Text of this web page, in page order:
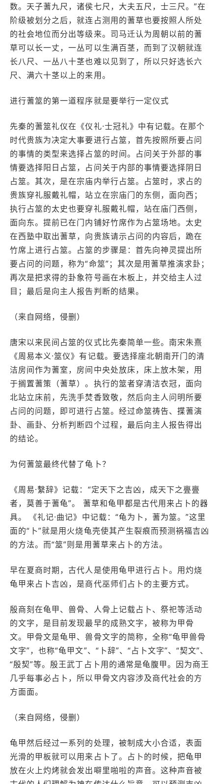
数。天子蓍九尺，诸侯七尺，大夫五尺，士三尺。”在
阶级被划分之后，就连占测用的蓍草也要按照人所处
的社会地位而分出等级来。司马迁认为周朝以前的蓍
草可以长一丈，一丛可以生满百茎，而到了汉朝就连
长八尺、一丛八十茎也难以见到了，所以只好选长六
尺、满六十茎以上的来用。
进行蓍筮的第一道程序就是要举行一定仪式
先秦的蓍筮礼仪在《仪礼·士冠礼》中有记载。在那个
时代贵族为决定大事要进行占筮，首先按照所要占问
的事情的类型来选择占筮的时间。占问关于外部的事
情要选择阳日占筮，占问关于内部的事情要选择阴日
占筮。其次，是在宗庙内举行占筮。占筮时，求占的
贵族穿礼服戴礼帽，站立在宗庙门的东侧，面向西；
执行占筮的太史也要穿礼服戴礼帽，站在庙门西侧，
面向东。提前已在门内铺好竹席作为占筮场地。太史
在西塾中取出蓍草，向贵族请示占问的内容后，跪在
竹席上进行占筮。占筮的步骤是：首先向神灵提出所
要占问的问题，称为“命筮”；其次是用蓍草推演求卦；
再次是把求得的卦象符号画在木板上，并交给主人过
目；最后是向主人报告判断的结果。
（来自网络，侵删）
唐宋以来民间占筮的仪式比先秦简单一些。南宋朱熹
《周易本义·筮仪》有记载。要选择座北朝南开门的清
洁房间作为蓍室，房间中央处放床，床上放木架，用
于搁置蓍策（蓍草）。执行的筮者穿清洁衣冠，面向
北站立床前，先洗手焚香致敬，然后向主人问明所要
占问的问题，即可进行占筮。经过命筮祷告、揲蓍演
卦、画卦、分析判断四个过程，最后向主人报告得出
的结论。
为何蓍筮最终代替了龟卜？
《周易·繫辞》记载：“定天下之吉凶，成天下之亹亹
者，莫善于蓍龟”。 蓍草和龟甲都是古代用来占卜的器
具。 《礼记·曲记》中记载：“龟为卜，蓍为筮。”这里
面的“卜”就是用火烧龟壳使其产生裂痕而预测祸福吉凶
的方法。而“筮”则是用蓍草来占卜的方法。
早在夏商时期，古代人是使用龟甲进行占卜。用灼烧
龟甲来占卜吉凶，是商代巫师们占卜的主要方式。
殷商刻在龟甲、兽骨、人骨上记载占卜、祭祀等活动
的文字，是目前发现最早的成熟文字，被称为甲骨
文。甲骨文是龟甲、兽骨文字的简称，全称“龟甲兽骨
文字”，也称“龟甲文”、“卜辞”、“占卜文字”、“契文”、
“殷契”等。殷王武丁占卜用的通常是龟腹甲。因为商王
几乎每事必占卜，所以甲骨文内容涉及商代社会的方
方面面。
（来自网络，侵删）
龟甲然后经过一系列的处理，被制成大小合适，表面
光滑的甲板就可以用来占卜了。占卜的时候，把龟甲
放在火上灼烤就会发出噼里啪啦的声音。这种声音被